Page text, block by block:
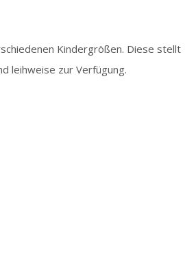
Kindergrößen. Diese stellt
leihweise zur Verfügung.